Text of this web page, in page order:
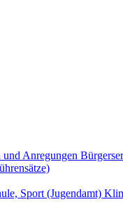
Anregungen
Sport (Jugendamt)